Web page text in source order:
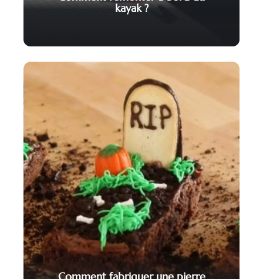
kayak ?
Comment fabriquer une pierre